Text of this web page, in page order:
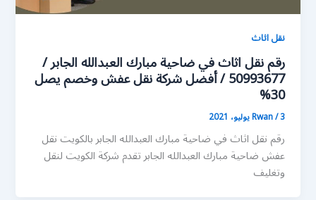
نقل اثاث
رقم نقل اثاث في ضاحية مبارك العبدالله الجابر /
50993677 / أفضل شركة نقل عفش وخصم يصل
30%
Rwan/3 يوليو، 2021
رقم نقل اثاث في ضاحية مبارك العبدالله الجابر بالكويت نقل
عفش ضاحية مبارك العبدالله الجابر تقدم شركة الكويت لنقل
وتغليف